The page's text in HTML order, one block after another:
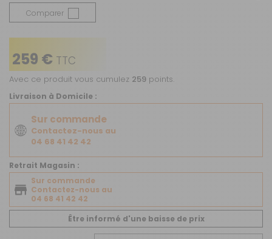
Comparer
259 € TTC
Avec ce produit vous cumulez 259 points.
Livraison à Domicile :
Sur commande
Contactez-nous au
04 68 41 42 42
Retrait Magasin :
Sur commande
Contactez-nous au
04 68 41 42 42
Être informé d'une baisse de prix